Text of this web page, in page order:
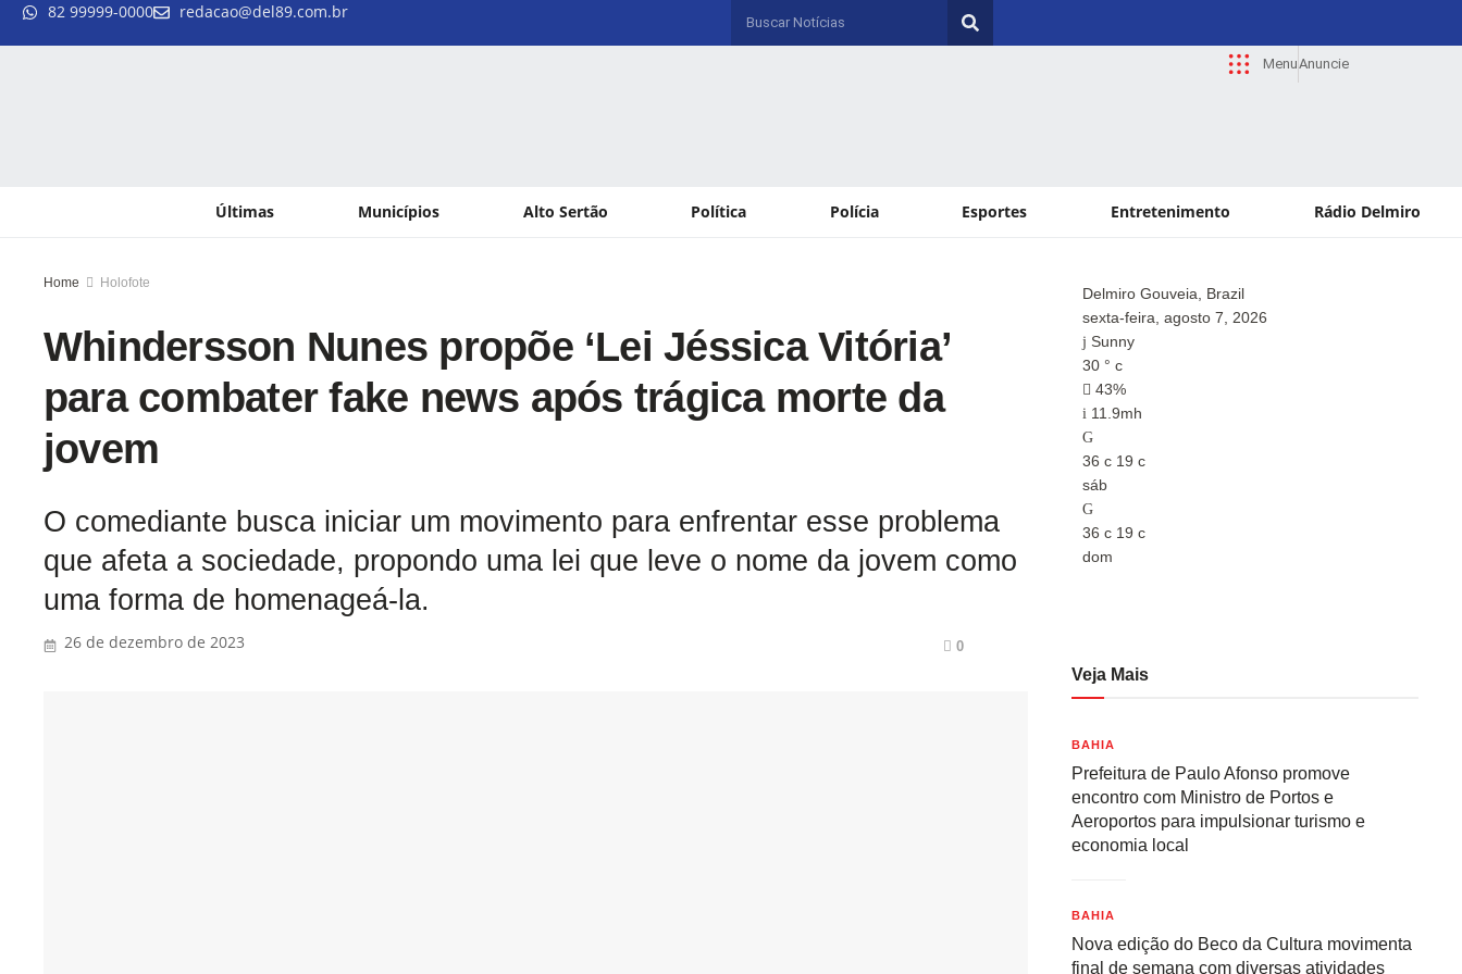
82 99999-0000 redacao@del89.com.br
MenuAnuncie
Últimas Municípios Alto Sertão Política Polícia Esportes Entretenimento Rádio Delmiro
Home Holofote
Whindersson Nunes propõe ‘Lei Jéssica Vitória’
para combater fake news após trágica morte da
jovem
O comediante busca iniciar um movimento para enfrentar esse problema
que afeta a sociedade, propondo uma lei que leve o nome da jovem como
uma forma de homenageá-la.
26 de dezembro de 2023 0
Delmiro Gouveia, Brazil
sexta-feira, agosto 7, 2026
Sunny
30 ° c
43%
11.9mh
36 c 19 c
sáb
36 c 19 c
dom
Veja Mais
BAHIA
Prefeitura de Paulo Afonso promove
encontro com Ministro de Portos e
Aeroportos para impulsionar turismo e
economia local
BAHIA
Nova edição do Beco da Cultura movimenta
final de semana com diversas atividades